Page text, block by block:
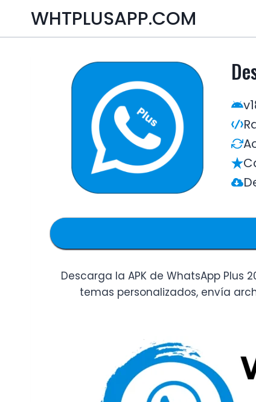
content
WHTPLUSAPP.COM
Descarga la APK de WhatsApp Plus
temas personalizados, envía